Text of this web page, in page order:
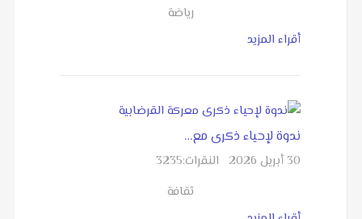
رياضة
أقراء المزيد
ندوة لإحياء ذكرى مع…
30 أبريل 2026 النقرات:3235
ثقافة